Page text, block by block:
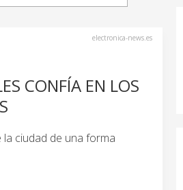
electronica-news.es
CONFÍA EN LOS
ciudad de una forma